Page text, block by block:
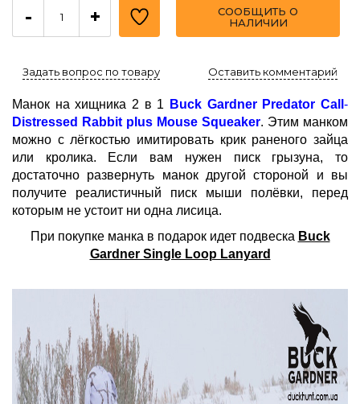
- +
СООБЩИТЬ О
НАЛИЧИИ
Задать вопрос по товару Оставить комментарий
Манок на хищника 2 в 1 Buck Gardner Predator Call-
Distressed Rabbit plus Mouse Squeaker. Этим манком
можно с лёгкостью имитировать крик раненого зайца
или кролика. Если вам нужен писк грызуна, то
достаточно развернуть манок другой стороной и вы
получите реалистичный писк мыши полёвки, перед
которым не устоит ни одна лисица.
При покупке манка в подарок идет подвеска Buck
Gardner Single Loop Lanyard